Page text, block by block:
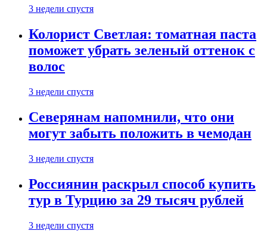
3 недели спустя
Колорист Светлая: томатная паста
поможет убрать зеленый оттенок с
волос
3 недели спустя
Северянам напомнили, что они
могут забыть положить в чемодан
3 недели спустя
Россиянин раскрыл способ купить
тур в Турцию за 29 тысяч рублей
3 недели спустя